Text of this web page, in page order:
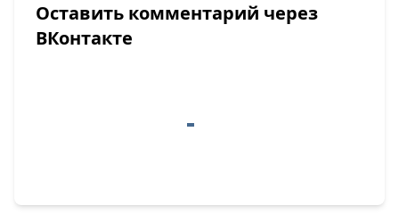
Оставить комментарий через
ВКонтакте